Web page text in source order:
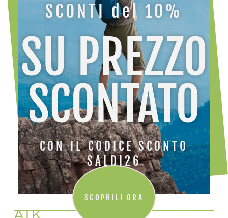
SCONTI del 10%
SU PREZZO
SCONTATO
CON IL CODICE SCONTO
SALDI26
SCOPRILI ORA